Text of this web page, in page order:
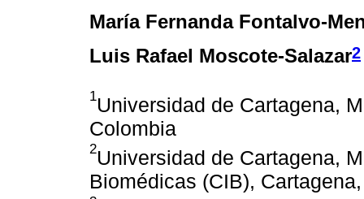
María Fernanda Fontalvo-
Luis Rafael Moscote-Salazar2
1Universidad de Cartagena,
Colombia
2Universidad de Cartagena,
Biomédicas (CIB),